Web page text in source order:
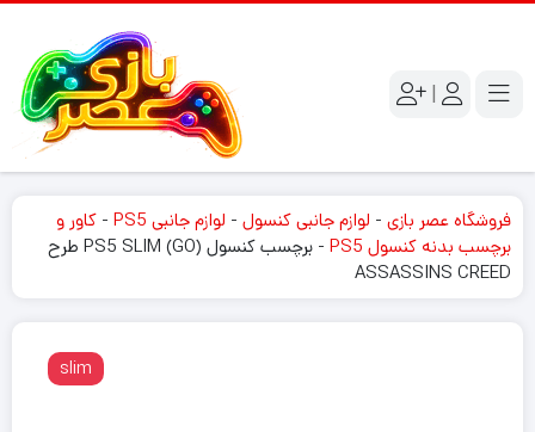
|
فروشگاه عصر بازی - لوازم جانبی کنسول - لوازم جانبی PS5 - کاور و
برچسب بدنه کنسول PS5
-
برچسب کنسول PS5 SLIM (GO) طرح
ASSASSINS CREED
slim